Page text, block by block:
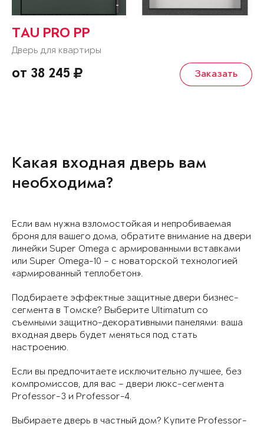
TAU PRO PP
Дверь для квартиры
от 38 245 Заказать
Какая входная дверь вам
необходима?
Если вам нужна взломостойкая и непробиваемая
броня для вашего дома, обратите внимание на двери
линейки Super Omega с армированными вставками
или Super Omega-10 – с новаторской технологией
«армированный теплобетон».
Подбираете эффектные защитные двери бизнес-
сегмента в Томске? Выберите Ultimatum со
съемными защитно-декоративными панелями: ваша
входная дверь будет меняться под стать
настроению.
Если вы предпочитаете исключительно лучшее, без
компромиссов, для вас – двери люкс-сегмента
Professor-3 и Professor-4.
Выбираете дверь в частный дом? Купите Professor-